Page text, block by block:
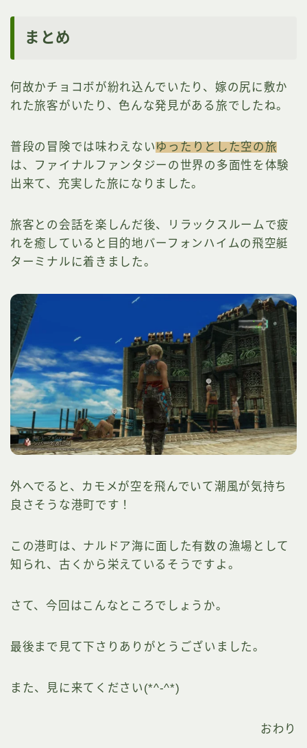
まとめ
何故かチョコボが紛れ込んでいたり、嫁の尻に敷か
れた旅客がいたり、色んな発見がある旅でしたね。
普段の冒険では味わえない ゆったりとした空の旅
は、ファイナルファンタジーの世界の多面性を体験
出来て、充実した旅になりました。
旅客との会話を楽しんだ後、リラックスルームで疲
れを癒していると目的地バーフォンハイムの飛空艇
ターミナルに着きました。
外へでると、カモメが空を飛んでいて潮風が気持ち
良さそうな港町です！
この港町は、ナルドア海に面した有数の漁場として
知られ、古くから栄えているそうですよ。
さて、今回はこんなところでしょうか。
最後まで見て下さりありがとうございました。
また、見に来てください(*^-^*)
おわり